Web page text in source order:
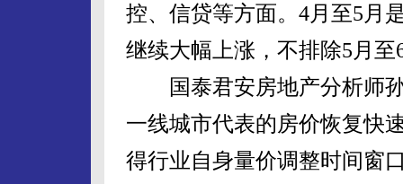
控、信贷等方面。4月至5月
继续大幅上涨，不排除5月
国泰君安房地产分析师孙
一线城市代表的房价恢复快
得行业自身量价调整时间窗